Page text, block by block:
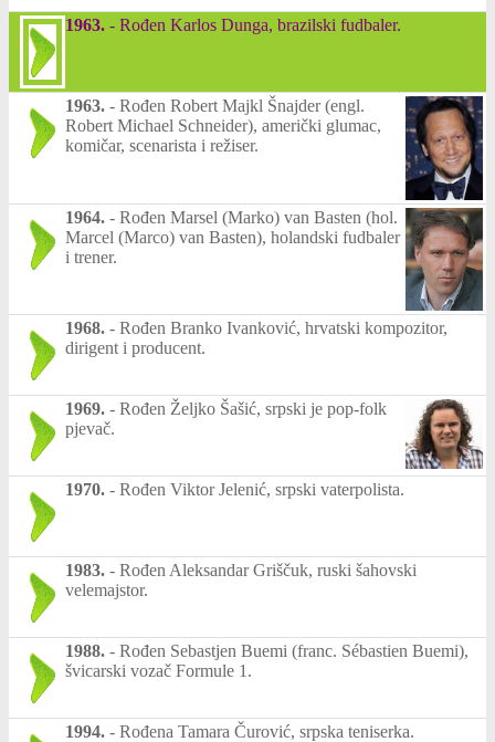
1963. - Rođen Karlos Dunga, brazilski fudbaler.
1963. - Rođen Robert Majkl Šnajder (engl.
Robert Michael Schneider), američki glumac,
komičar, scenarista i režiser.
1964. - Rođen Marsel (Marko) van Basten (hol.
Marcel (Marco) van Basten), holandski fudbaler
i trener.
1968. - Rođen Branko Ivanković, hrvatski kompozitor,
dirigent i producent.
1969. - Rođen Željko Šašić, srpski je pop-folk
pjevač.
1970. - Rođen Viktor Jelenić, srpski vaterpolista.
1983. - Rođen Aleksandar Griščuk, ruski šahovski
velemajstor.
1988. - Rođen Sebastjen Buemi (franc. Sébastien Buemi),
švicarski vozač Formule 1.
1994. - Rođena Tamara Čurović, srpska teniserka.